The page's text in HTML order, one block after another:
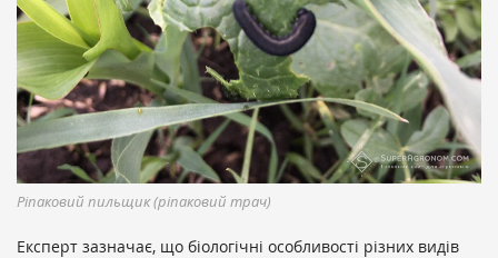
Ріпаковий пильщик (ріпаковий трач)
Експерт зазначає, що біологічні особливості різних видів